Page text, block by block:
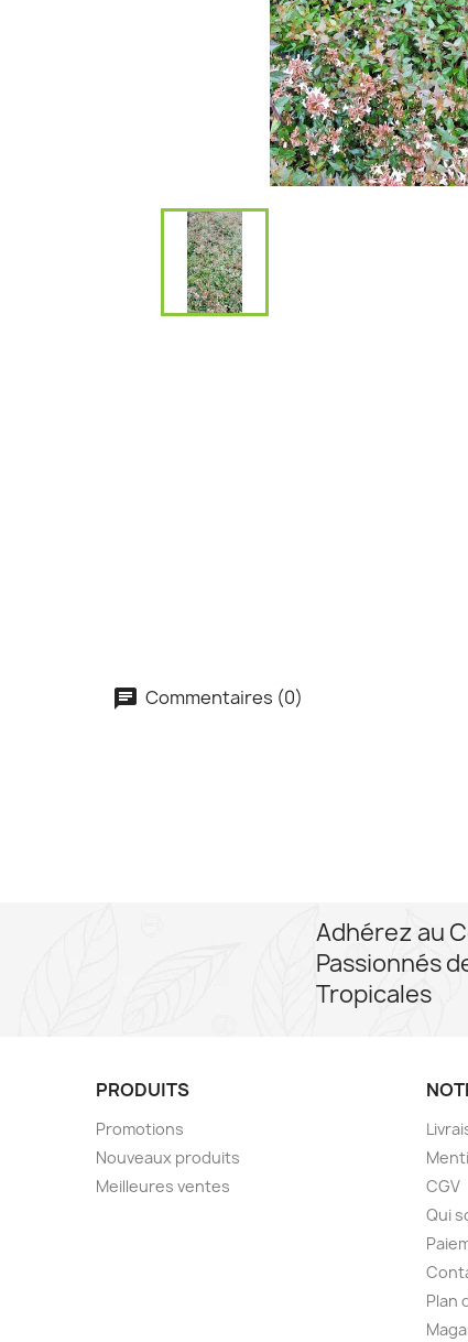
Commentaires (0)
Adhérez au
Passionnés
Tropicales
PRODUITS
Promotions
Nouveaux produits
Meilleures ventes
CGV
Qui
Plan